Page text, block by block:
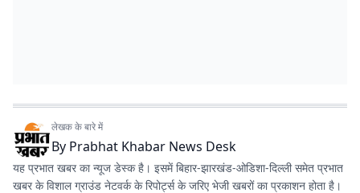
लेखक के बारे में
By Prabhat Khabar News Desk
यह प्रभात खबर का न्यूज डेस्क है। इसमें बिहार-झारखंड-ओडिशा-दिल्‍ली समेत प्रभात
खबर के विशाल ग्राउंड नेटवर्क के रिपोर्ट्स के जरिए भेजी खबरों का प्रकाशन होता है।